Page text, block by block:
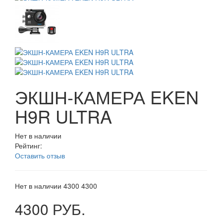
ЭКШН-КАМЕРА EKEN
H9R ULTRA
Нет в наличии
Рейтинг:
Оставить отзыв
Нет в наличии 4300 4300
4300 РУБ.